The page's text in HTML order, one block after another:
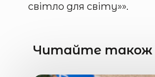
світло для світу»».
Читайте також